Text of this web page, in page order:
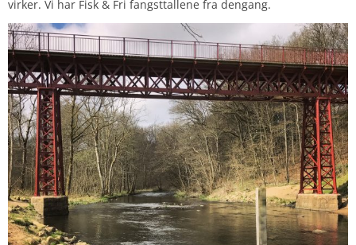
virker. Vi har Fisk & Fri fangsttallene fra dengang.